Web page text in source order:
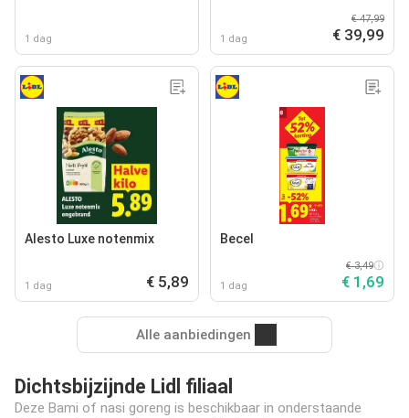
1 dag 1 dag
€ 47,99
€ 39,99
Alesto Luxe notenmix
1 dag € 5,89
Becel
1 dag
€ 3,49
€ 1,69
Alle aanbiedingen
Dichtsbijzijnde Lidl filiaal
Deze Bami of nasi goreng is beschikbaar in onderstaande